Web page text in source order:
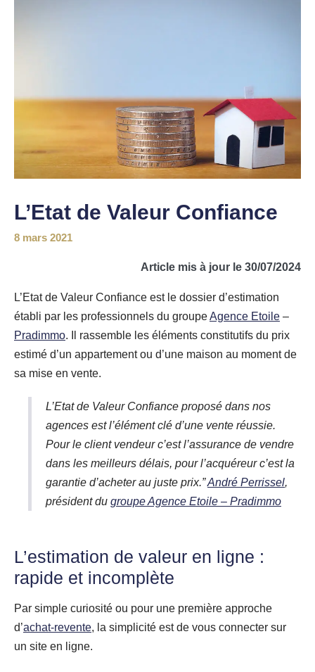
L’Etat de Valeur Confiance
8 mars 2021
Article mis à jour le 30/07/2024
L’Etat de Valeur Confiance est le dossier d’estimation
établi par les professionnels du groupeAgence Etoile –
Pradimmo. Il rassemble les éléments constitutifs du prix
estimé d’un appartement ou d’une maison au moment de
sa mise en vente.
L’Etat de Valeur Confiance proposé dans nos
agences est l’élément clé d’une vente réussie.
Pour le client vendeur c’est l’assurance de vendre
dans les meilleurs délais, pour l’acquéreur c’est la
garantie d’acheter au juste prix.”André Perrissel,
président du groupe Agence Etoile – Pradimmo
L’estimation de valeur en ligne :
rapide et incomplète
Par simple curiosité ou pour une première approche
d’achat-revente, la simplicité est de vous connecter sur
un site en ligne.